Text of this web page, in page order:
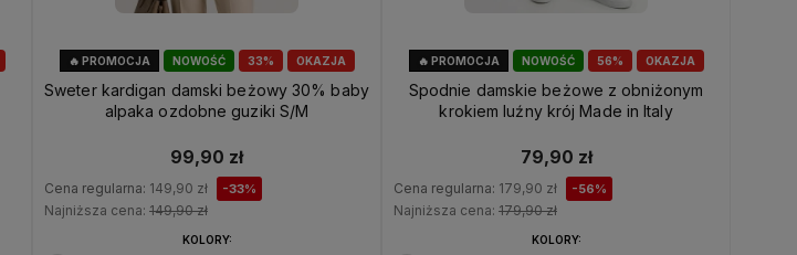
33%
NOWOŚĆ OKAZJA
🔥 PROMOCJA
Sweter kardigan damski beżowy 30% baby
alpaka ozdobne guziki S/M
99,90 zł
Cena regularna: 149,90 zł -33%
Najniższa cena: 149,90 zł
KOLORY:
56%
NOWOŚĆ OKAZJA
🔥 PROMOCJA
Spodnie damskie beżowe z obniżonym
krokiem luźny krój Made in Italy
79,90 zł
Cena regularna: 179,90 zł -56%
Najniższa cena: 179,90 zł
KOLORY: